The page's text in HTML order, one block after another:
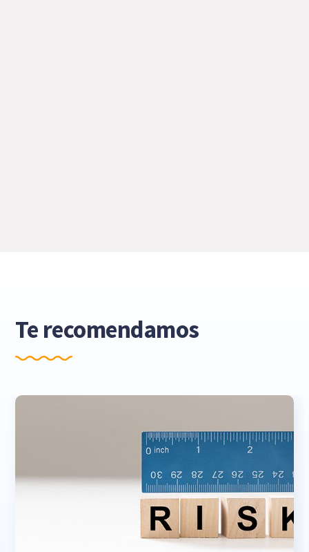
Te recomendamos